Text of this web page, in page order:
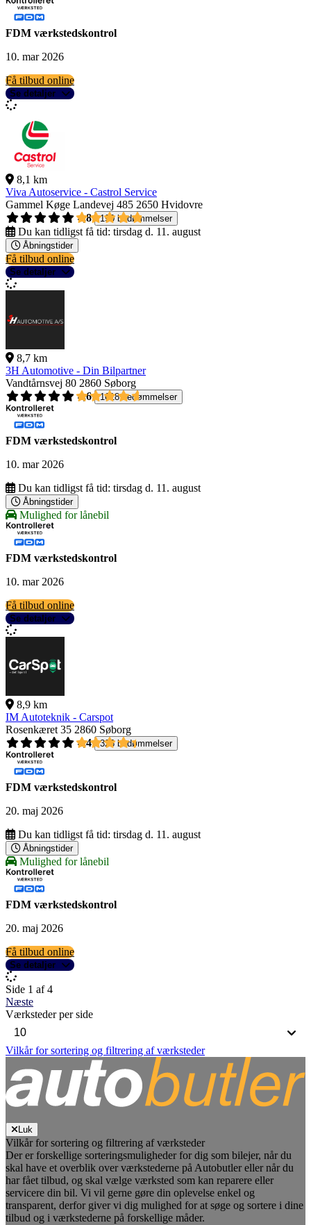
FDM værkstedskontrol
10. mar 2026
Få tilbud online
Se detaljer
8,1 km
Viva Autoservice - Castrol Service
Gammel Køge Landevej 485 2650 Hvidovre
4,8
190 bedømmelser
Du kan tidligst få tid: tirsdag d. 11. august
Åbningstider
Få tilbud online
Se detaljer
8,7 km
3H Automotive - Din Bilpartner
Vandtårnsvej 80 2860 Søborg
4,6
1618 bedømmelser
FDM værkstedskontrol
10. mar 2026
Du kan tidligst få tid: tirsdag d. 11. august
Åbningstider
Mulighed for lånebil
FDM værkstedskontrol
10. mar 2026
Få tilbud online
Se detaljer
8,9 km
IM Autoteknik - Carspot
Rosenkæret 35 2860 Søborg
4,4
326 bedømmelser
FDM værkstedskontrol
20. maj 2026
Du kan tidligst få tid: tirsdag d. 11. august
Åbningstider
Mulighed for lånebil
FDM værkstedskontrol
20. maj 2026
Få tilbud online
Se detaljer
Side 1 af 4
Næste
Værksteder per side
Vilkår for sortering og filtrering af værksteder
Luk
Vilkår for sortering og filtrering af værksteder
Der er forskellige sorteringsmuligheder for dig som bilejer, når du
skal have et overblik over værkstederne på Autobutler eller når du
har fået tilbud, og skal vælge værksted som kan reparere eller
servicere din bil. Vi vil gerne gøre din oplevelse enkel og
transparent, derfor giver vi dig mulighed for at søge og sortere i dine
tilbud og i værkstederne på forskellige måder.